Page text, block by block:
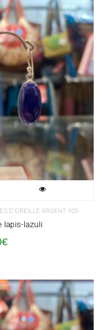
D'OREILLE ARGENT 925
lapis-lazuli
€